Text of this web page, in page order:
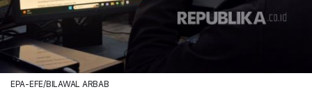
EPA-EFE/BILAWAL ARBAB